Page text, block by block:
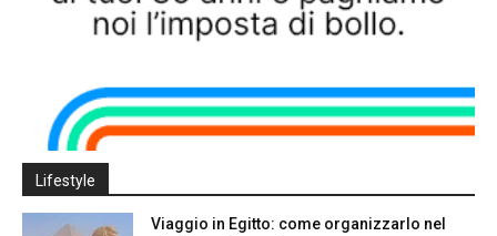
Lifestyle
Viaggio in Egitto: come organizzarlo nel